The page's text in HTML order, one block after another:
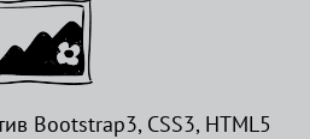
Bootstrap3, CSS3, HTML5